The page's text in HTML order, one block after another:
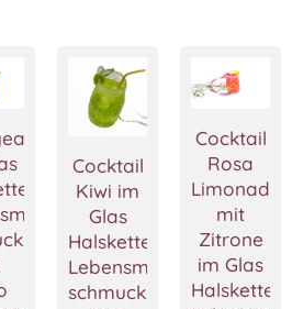
Cocktail
Kiwi im
Glas
Halskette,Miniatur
Lebensmittel
schmuck,Polymer
Cocktail
Rosa
Limonade
mit
Zitrone
im Glas